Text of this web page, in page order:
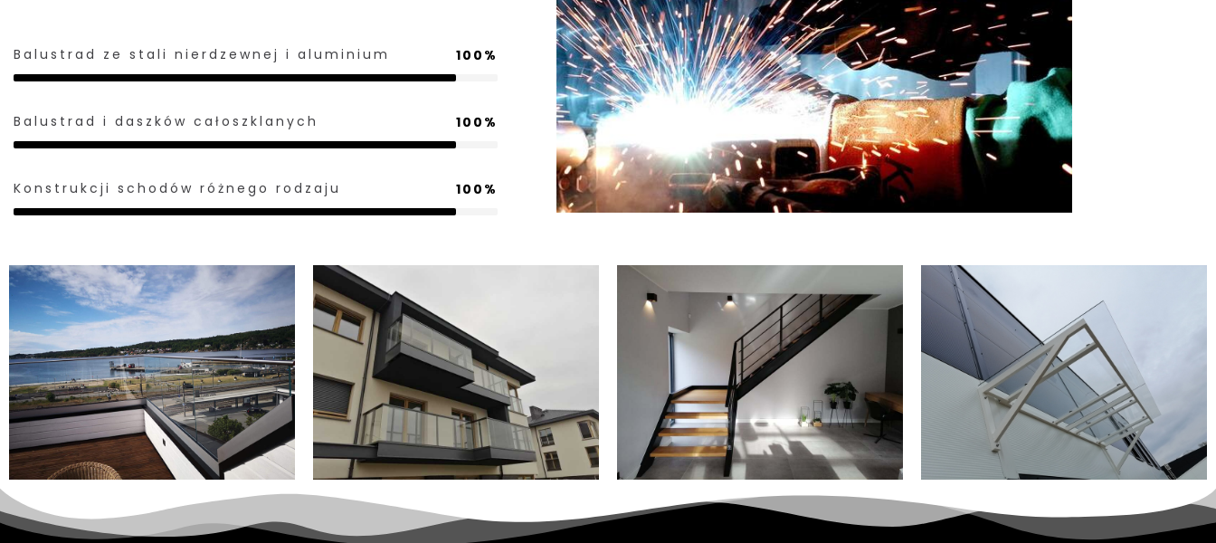
Balustrad ze stali nierdzewnej i aluminium 100 %
Balustrad i daszków całoszklanych 100 %
Konstrukcji schodów różnego rodzaju 100 %